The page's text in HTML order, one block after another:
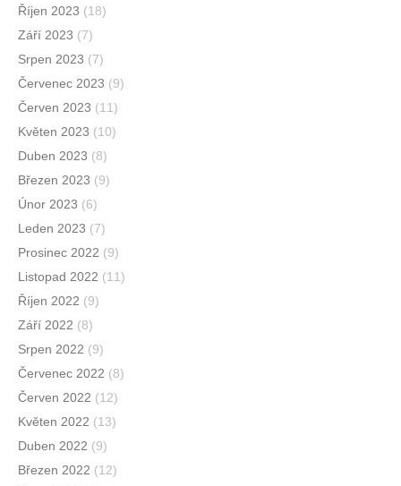
Říjen 2023 (18)
Září 2023 (7)
Srpen 2023 (7)
Červenec 2023 (9)
Červen 2023 (11)
Květen 2023 (10)
Duben 2023 (8)
Březen 2023 (9)
Únor 2023 (6)
Leden 2023 (7)
Prosinec 2022 (9)
Listopad 2022 (11)
Říjen 2022 (9)
Září 2022 (8)
Srpen 2022 (9)
Červenec 2022 (8)
Červen 2022 (12)
Květen 2022 (13)
Duben 2022 (9)
Březen 2022 (12)